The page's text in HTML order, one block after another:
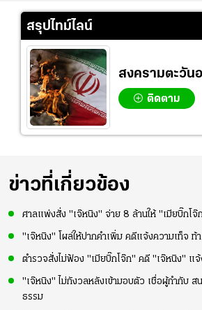
สรุปไทม์ไลน์
สงครามตะวัน
ติดตาม
ข่าวที่เกี่ยวข้อง
ศาลแพ่งสั่ง "เจ๊หนิง" จ่าย 8 ล้านให้ "เมียบิ๊กโจ๊
"เจ๊หนิง" โผล่ให้ปากคำเพิ่ม คดีแจ้งความเท็จ ท้
ตำรวจสั่งไม่ฟ้อง "เมียบิ๊กโจ๊ก" คดี "เจ๊หนิง" แ
"เจ๊หนิง" ไม่กังวลหลังเข้ามอบตัว เชื่อผู้กำกับ ส
ธรรม